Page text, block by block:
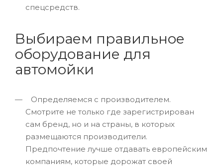
спецсредств.
Выбираем правильное
оборудование для
автомойки
Определяемся с производителем.
Смотрите не только где зарегистрирован
сам бренд, но и на страны, в которых
размещаются производители.
Предпочтение лучше отдавать европейским
компаниям, которые дорожат своей